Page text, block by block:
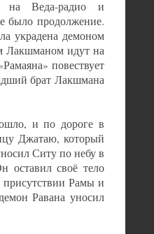
на Веда-радио и
было продолжение.
украдена демоном
Лакшманом идут на
повествует
брат Лакшмана
и по дороге в
Джатаю, который
Ситу по небу в
оставил своё тело
присутствии Рамы и
Равана уносил